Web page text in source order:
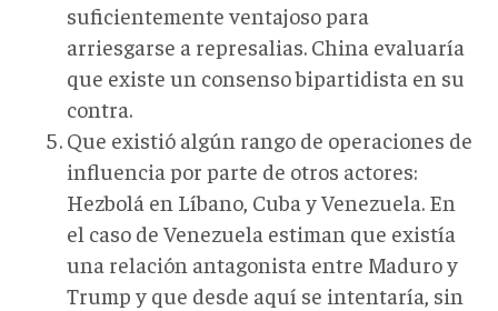
suficientemente ventajoso para
arriesgarse a represalias. China evaluaría
que existe un consenso bipartidista en su
contra.
Que existió algún rango de operaciones de
influencia por parte de otros actores:
Hezbolá en Líbano, Cuba y Venezuela. En
el caso de Venezuela estiman que existía
una relación antagonista entre Maduro y
Trump y que desde aquí se intentaría, sin